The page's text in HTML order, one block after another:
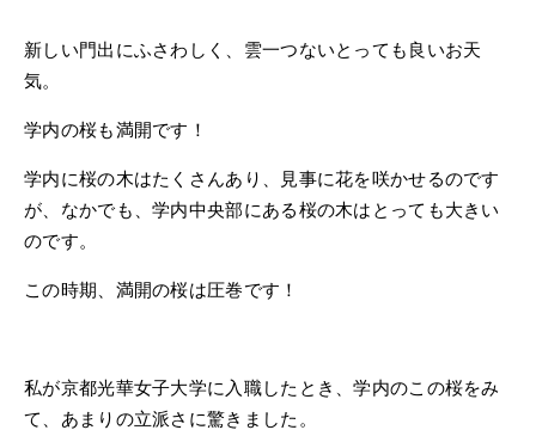
新しい門出にふさわしく、雲一つないとっても良いお天
気。
学内の桜も満開です！
学内に桜の木はたくさんあり、見事に花を咲かせるのです
が、なかでも、学内中央部にある桜の木はとっても大きい
のです。
この時期、満開の桜は圧巻です！
私が京都光華女子大学に入職したとき、学内のこの桜をみ
て、あまりの立派さに驚きました。